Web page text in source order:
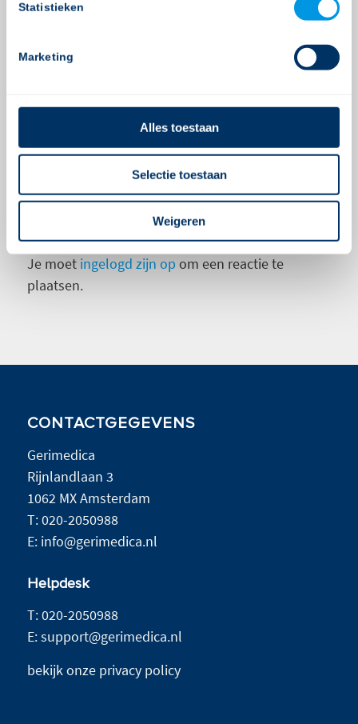
Statistieken
Marketing
Alles toestaan
Selectie toestaan
Weigeren
0
ANTWOORDEN
Plaats een Reactie
Je moet ingelogd zijn op om een reactie te
plaatsen.
CONTACTGEGEVENS
Gerimedica
Rijnlandlaan 3
1062 MX Amsterdam
T:020-2050988
E: info@gerimedica.nl
Helpdesk
T:020-2050988
E:support@gerimedica.nl
bekijk onze privacy policy